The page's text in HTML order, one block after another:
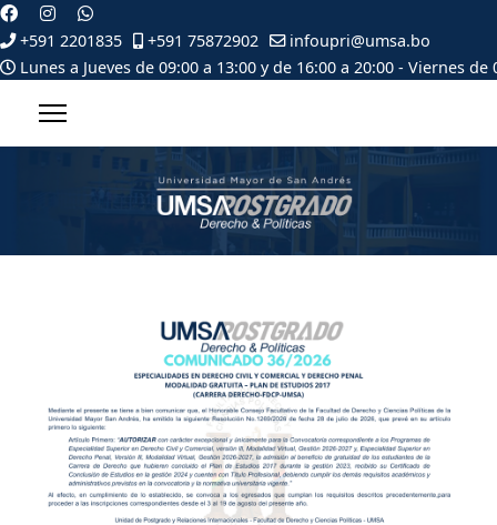
+591 2201835 +591 75872902
infoupri@umsa.bo
Lunes a Jueves de 09:00 a 13:00 y de 16:00 a 20:00 - Viernes de